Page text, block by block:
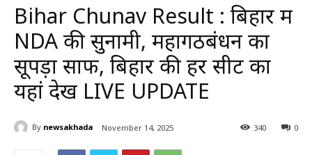
Bihar Chunav Result : बिहार में
NDA की सुनामी, महागठबंधन का
सूपड़ा साफ, बिहार की हर सीट का
यहां देखें LIVE UPDATE
By newsakhada November 14, 2025 0
340